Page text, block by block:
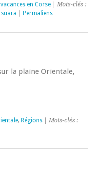
en Corse | Mots-clés :
Permaliens
la plaine Orientale,
, Régions | Mots-clés :